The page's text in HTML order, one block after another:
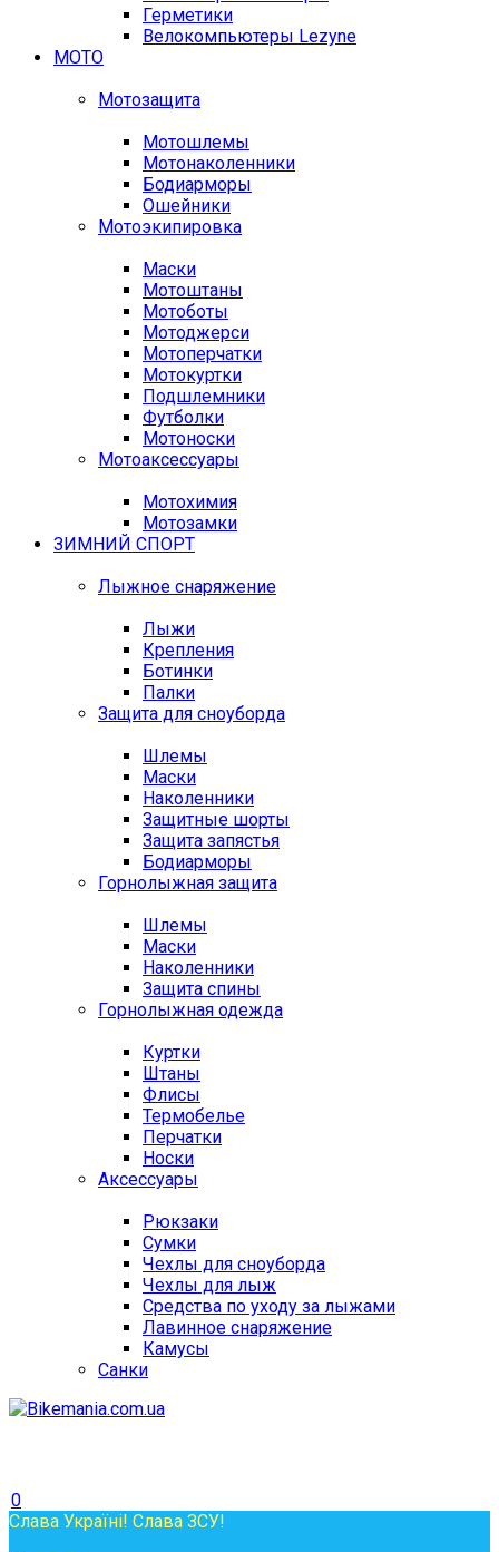
Герметики
Велокомпьютеры Lezyne
МОТО
Мотозащита
Мотошлемы
Мотонаколенники
Бодиарморы
Ошейники
Мотоэкипировка
Маски
Мотоштаны
Мотоботы
Мотоджерси
Мотоперчатки
Мотокуртки
Подшлемники
Футболки
Мотоноски
Мотоаксессуары
Мотохимия
Мотозамки
ЗИМНИЙ СПОРТ
Лыжное снаряжение
Лыжи
Крепления
Ботинки
Палки
Защита для сноуборда
Шлемы
Маски
Наколенники
Защитные шорты
Защита запястья
Бодиарморы
Горнолыжная защита
Шлемы
Маски
Наколенники
Защита спины
Горнолыжная одежда
Куртки
Штаны
Флисы
Термобелье
Перчатки
Носки
Аксессуары
Рюкзаки
Сумки
Чехлы для сноуборда
Чехлы для лыж
Средства по уходу за лыжами
Лавинное снаряжение
Камусы
Санки
0
Слава Україні! Слава ЗСУ!